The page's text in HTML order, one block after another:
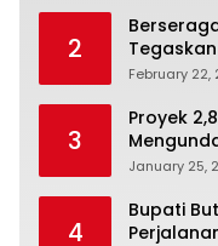
2
di Kendari
February 22,
3
Proyek
Bungkam
January 25,
4
Bupati